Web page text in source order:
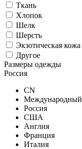
Ткань
Хлопок
Шелк
Шерсть
Экзотическая кожа
Другое
Размеры одежды
Россия
CN
Международный
Россия
США
Англия
Франция
Италия